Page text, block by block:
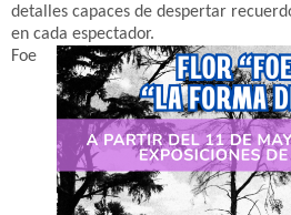
detalles capaces de despertar
en cada espectador.
Foe